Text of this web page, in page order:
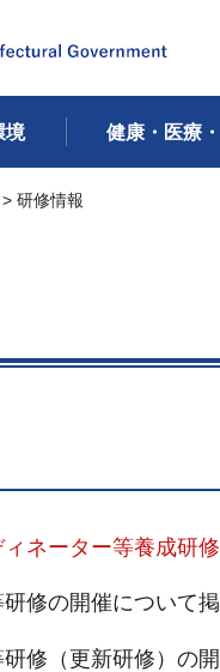
境 健康・医療
> 研修情報
ネーター等養成研
修の開催について掲
修（更新研修）の